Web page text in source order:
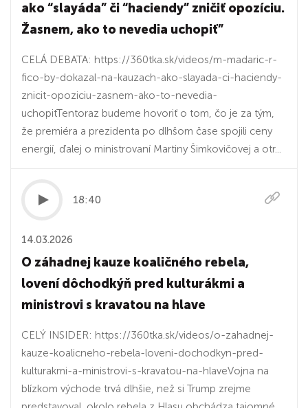
ako “slayáda” či “haciendy” zničiť opozíciu.
Žasnem, ako to nevedia uchopiť”
CELÁ DEBATA: https://360tka.sk/videos/m-madaric-r-
fico-by-dokazal-na-kauzach-ako-slayada-ci-haciendy-
znicit-opoziciu-zasnem-ako-to-nevedia-
uchopitTentoraz budeme hovoriť o tom, čo je za tým,
že premiéra a prezidenta po dlhšom čase spojili ceny
energií, ďalej o ministrovaní Martiny Šimkovičovej a otr...
18:40
14.03.2026
O záhadnej kauze koaličného rebela,
lovení dôchodkýň pred kulturákmi a
ministrovi s kravatou na hlave
CELÝ INSIDER: https://360tka.sk/videos/o-zahadnej-
kauze-koalicneho-rebela-loveni-dochodkyn-pred-
kulturakmi-a-ministrovi-s-kravatou-na-hlaveVojna na
blízkom východe trvá dlhšie, než si Trump zrejme